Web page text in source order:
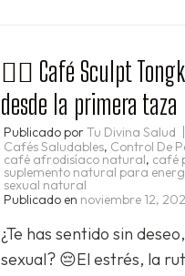
❤️‍🔥 Café Sculpt
desde la primera
Publicado porTu Divina Salud
Cafés Saludables, Control De
café afrodisíaco natural, café
suplemento natural para
sexual natural
Publicado en noviembre 12,
¿Te has sentido sin
sexual? 😔El estrés, la